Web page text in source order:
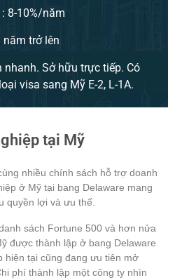
: 8-10%/năm
trở lên
nhanh. Sở hữu trực tiếp. Có
visa sang Mỹ E-2, L-1A.
tại Mỹ
nhiều chính sách hỗ trợ doanh
ở Mỹ tại bang Delaware mang
quyền lợi và ưu thế.
sách Fortune 500 và hơn nửa
được thành lập ở bang Delaware
hiện tại cũng đang ưu tiên mở
phí thành lập một công ty nhìn